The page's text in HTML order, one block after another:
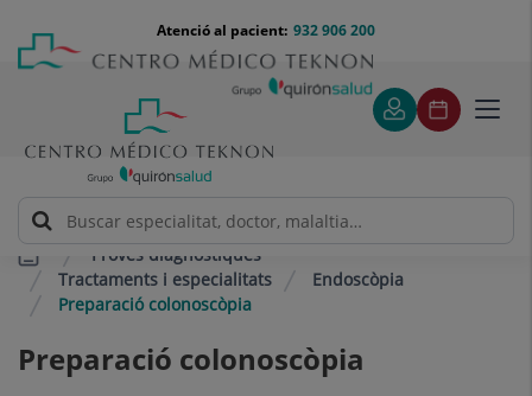
contingut
Menú
teléfono
cabecera
932 906 200
Atenció al pacient:
Proves diagnòstiques
Tractaments i especialitats
Endoscòpia
Preparació colonoscòpia
Preparació colonoscòpia